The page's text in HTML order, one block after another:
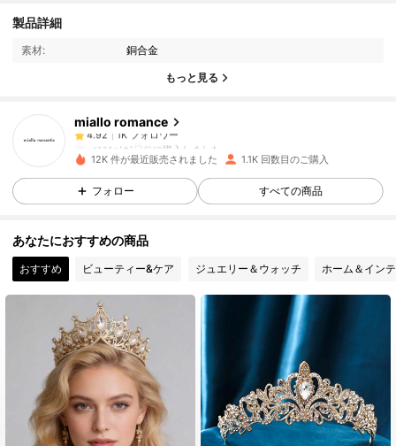
製品詳細
素材: 銅合金
もっと見る
miallo romance
4.92
1K フォロワー
d***oは 1日前に購入しました
4.92
4.92 1K フォロワー
4.92
4.92 1K フォロワー
4.92 1K フォロワー
12K 件が最近販売されました 1.1K 回数目のご購入
フォロー すべての商品
あなたにおすすめの商品
おすすめ ビューティー&ケア ジュエリー＆ウォッチ ホーム＆イン